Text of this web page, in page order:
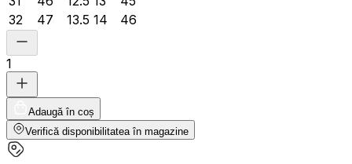
32
47 13.5 14 46
1
Adaugă în coș
Verifică disponibilitatea în magazine